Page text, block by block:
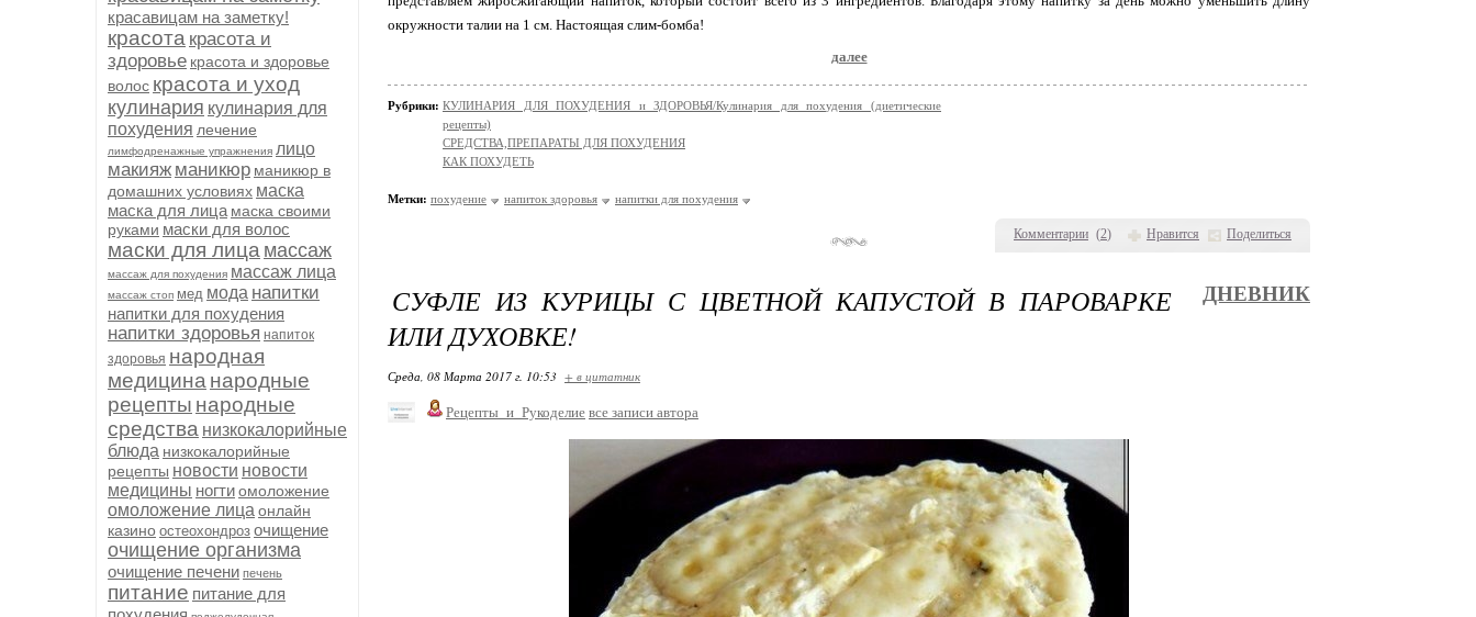
красавицам на заметку!
красота красота и
здоровье красота и здоровье
волос красота и уход
кулинария кулинария для
похудения лечение
лимфодренажные упражнения лицо
макияж маникюр маникюр в
домашних условиях маска
маска для лица маска своими
руками маски для волос
маски для лица массаж
массаж для похудения массаж лица
массаж стоп мед мода напитки
напитки для похудения
напитки здоровья напиток
здоровья народная
медицина народные
рецепты народные
средства низкокалорийные
блюда низкокалорийные
рецепты новости новости
медицины ногтиомоложение
омоложение лица онлайн
казино остеохондроз очищение
очищение организма
очищение печени печень
питание питание для
Комментарии (2) Нравится Поделиться
окружности талии на 1 см. Настоящая слим-бомба!
далее
Рубрики: КУЛИНАРИЯ ДЛЯ ПОХУДЕНИЯ и ЗДОРОВЬЯ/Кулинария для похудения (диетические
рецепты)
СРЕДСТВА,ПРЕПАРАТЫ ДЛЯ ПОХУДЕНИЯ
КАК ПОХУДЕТЬ
Метки: похудение напиток здоровья напитки для похудения
СУФЛЕ ИЗ КУРИЦЫ С ЦВЕТНОЙ КАПУСТОЙ В ПАРОВАРКЕ
ИЛИ ДУХОВКЕ!
ДНЕВНИК
Среда, 08 Марта 2017 г. 10:53 + в цитатник
Рецепты_и_Рукоделие все записи автора